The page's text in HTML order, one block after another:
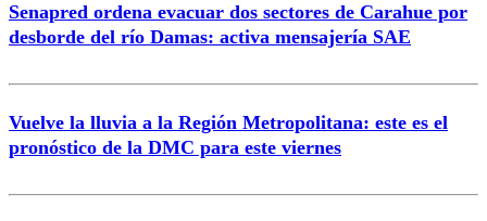
Correo
Enviar comentario
Senapred ordena evacuar dos sectores de Carahue por
desborde del río Damas: activa mensajería SAE
Vuelve la lluvia a la Región Metropolitana: este es el
pronóstico de la DMC para este viernes